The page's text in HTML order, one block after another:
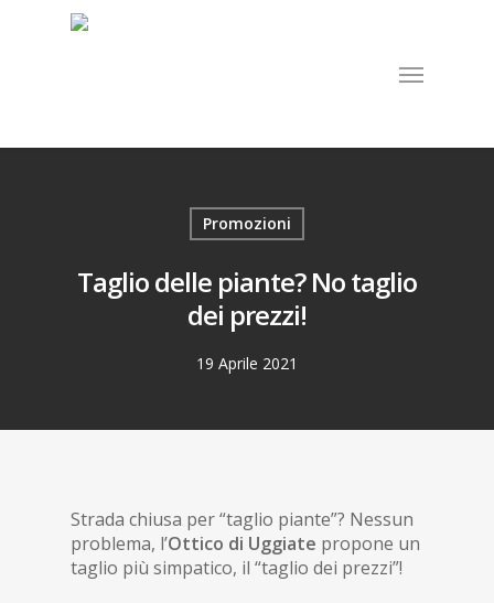
Promozioni
Taglio delle piante? No taglio
dei prezzi!
19 Aprile 2021
Strada chiusa per “taglio piante”? Nessun
problema, l’Ottico di Uggiate propone un
taglio più simpatico, il “taglio dei prezzi”!